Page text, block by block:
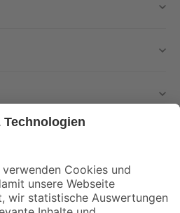
und Aktionen mehr verpassen!